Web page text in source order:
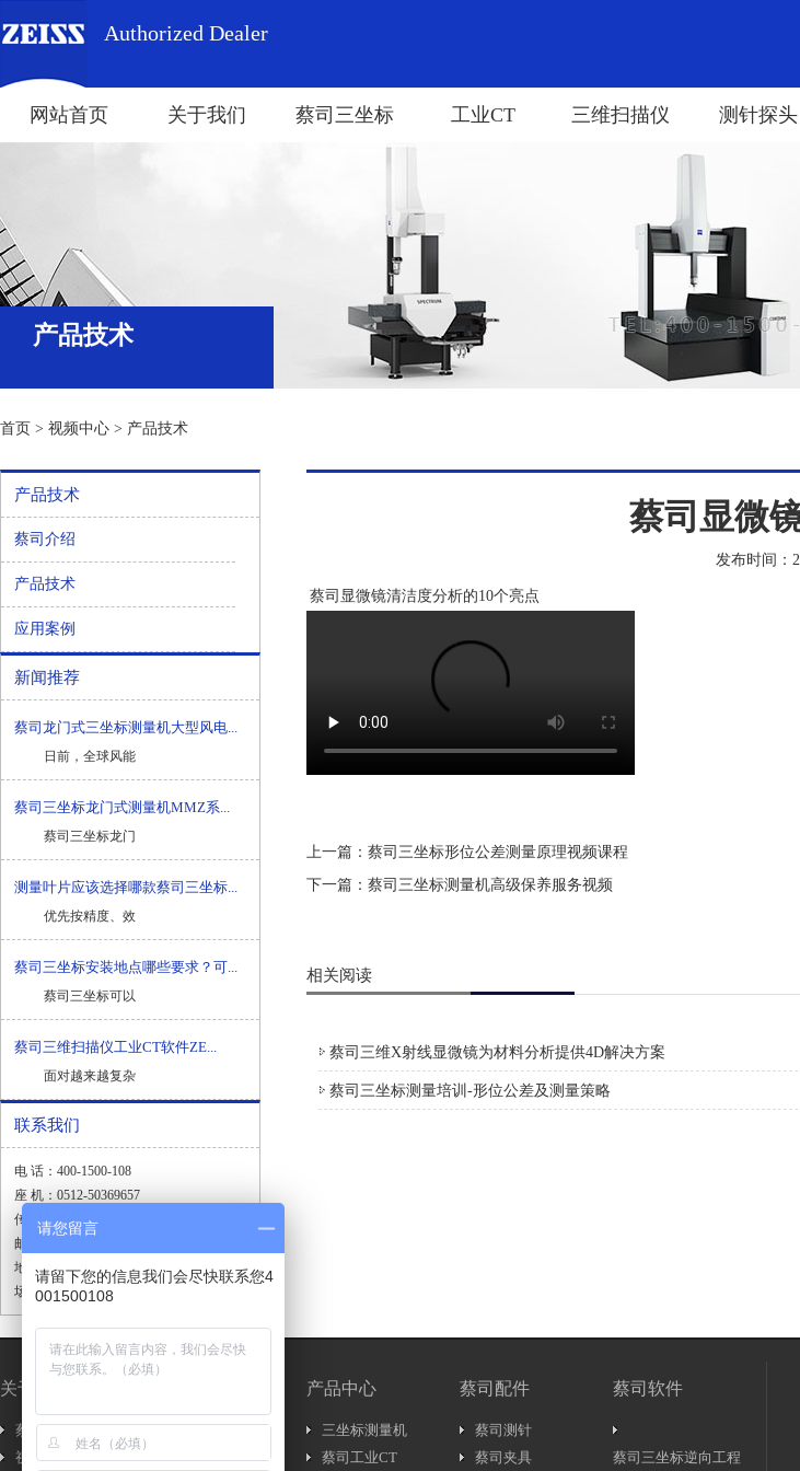
Authorized Dealer
网站首页 关于我们 蔡司三坐标 工业CT 三维扫描仪 测针探头
产品技术
首页 > 视频中心 > 产品技术
产品技术
蔡司介绍
产品技术
应用案例
新闻推荐
蔡司龙门式三坐标测量机大型风电...
日前，全球风能
蔡司三坐标龙门式测量机MMZ系...
蔡司三坐标龙门
测量叶片应该选择哪款蔡司三坐标...
优先按精度、效
蔡司三坐标安装地点哪些要求？可...
蔡司三坐标可以
蔡司三维扫描仪工业CT软件ZE...
面对越来越复杂
联系我们
电 话：400-1500-108
座 机：0512-50369657
传 真：0512-57566118
邮 箱：zeiss.sale@yosoar.com
地 址：昆山市春晖路664号嘉裕国际广
场1幢1001室
蔡司显微
发布时间：
蔡司显微镜清洁度分析的10个亮点
上一篇： 蔡司三坐标形位公差测量原理视频课程
下一篇： 蔡司三坐标测量机高级保养服务视频
相关阅读
蔡司三维X射线显微镜为材料分析提供4D解决方案
蔡司三坐标测量培训-形位公差及测量策略
关于我们
蔡司简介
视频介绍
新闻资讯..
行内新闻..
产品中心
三坐标测量机
蔡司工业CT
蔡司配件
蔡司测针
蔡司夹具
蔡司软件
蔡司三坐标逆向工程
请您留言
请留下您的信息我们会尽快联系您4
001500108